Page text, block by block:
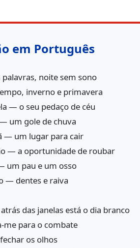
em Português
palavras, noite sem sono
inverno e primavera
— o seu pedaço de céu
um gole de chuva
— um lugar para cair
— a oportunidade de roubar
um pau e um osso
— dentes e raiva
das janelas está o dia branco
me para o combate
os olhos